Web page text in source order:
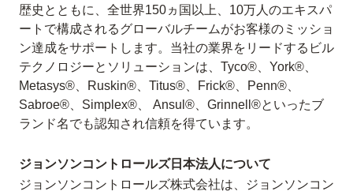
歴史とともに、全世界150ヵ国以上、10万人のエキスパ
ートで構成されるグローバルチームがお客様のミッショ
ン達成をサポートします。当社の業界をリードするビル
テクノロジーとソリューションは、Tyco®、York®、
Metasys®、Ruskin®、Titus®、Frick®、Penn®、
Sabroe®、Simplex®、 Ansul®、Grinnell®といったブ
ランド名でも認知され信頼を得ています。
ジョンソンコントロールズ日本法人について
ジョンソンコントロールズ株式会社は、ジョンソンコン